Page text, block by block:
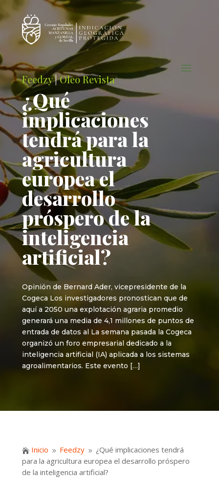
Feedzy|Oleo Revista
¿Qué
implicaciones
tendrá para la
agricultura
europea el
desarrollo
próspero de la
inteligencia
artificial?
Opinión de Bernard Ader, vicepresidente de la
Cogeca Los investigadores pronostican que de
aquí a 2050 una explotación agraria promedio
generará una media de 4,1 millones de puntos de
entrada de datos al La semana pasada la Cogeca
organizó un foro empresarial dedicado a la
inteligencia artificial (IA) aplicada a los sistemas
agroalimentarios. Este evento […]
 Inicio 9 Feedzy 9 ¿Qué implicaciones tendrá
para la agricultura europea el desarrollo próspero
de la inteligencia artificial?